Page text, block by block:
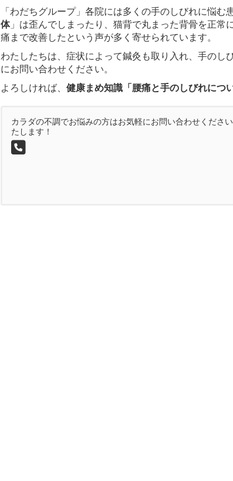
「わだちグループ」各院には多くの手のしびれに悩む
体」は歪んでしまったり、猫背で丸まった背骨を正常
痛まで改善したという声が多く寄せられています。
わたしたちは、症状によって鍼灸も取り入れ、手の
にお問い合わせください。
よろしければ、 健康まめ知識「腰痛と手のしびれにつ
カラダの不調でお悩みの方はお気軽にお問い合わせくださ
たします！